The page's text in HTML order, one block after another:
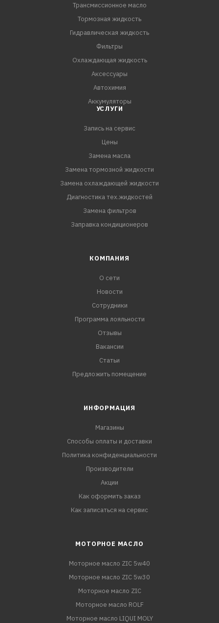
Трансмиссионное масло
Тормозная жидкость
Гидравлическая жидкость
Фильтры
Охлаждающая жидкость
Аксессуары
Автохимия
Аккумуляторы
УСЛУГИ
Запись на сервис
Цены
Замена масла
Замена тормозной жидкости
Замена охлаждающей жидкости
Диагностика тех.жидкостей
Замена фильтров
Заправка кондиционеров
КОМПАНИЯ
О сети
Новости
Сотрудники
Программа лояльности
Отзывы
Вакансии
Статьи
Предложить помещение
ИНФОРМАЦИЯ
Магазины
Способы оплаты и доставки
Политика конфиденциальности
Производители
Акции
Как оформить заказ
Как записаться на сервис
МОТОРНОЕ МАСЛО
Моторное масло ZIC 5w40
Моторное масло ZIC 5w30
Моторное масло ZIC
Моторное масло ROLF
Моторное масло LIQUI MOLY